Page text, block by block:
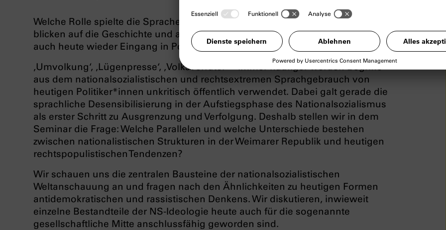
Welche Rolle spielte die Sprache beim Aufstieg der Nationalsozialisten? Wir
blicken auf die Geschichte und auf von der NS-Diktatur geprägte Begriffe, die
auch heute wieder Eingang in Politik und Alltag gefunden haben.
‚Umvolkung‘, ‚Lügenpresse‘, ‚Volksverräter‘ – immer häufiger werden Begriffe
aus dem nationalsozialistischen und rechtsextremen Sprachgebrauch von
heutigen Politiker*innen unkritisch öffentlich verwendet. Dabei galt gerade die
sprachliche Desensibilisierung in der Aufstiegsphase des Nationalsozialismus
als erster Schritt zu Ausgrenzung und Verfolgung. Deshalb stellen wir in dem
Seminar die Frage: Welche Parallelen und welche Unterschiede bestehen
zwischen nationalistischen Strukturen in der Weimarer Republik und heutigen
rechtspopulistischen Tendenzen?
Wir schauen uns die zentralen Bausteine der nationalsozialistischen
Weltanschauung an und fragen nach den Ähnlichkeiten zu heutigen Formen
antidemokratischen und rassistischen Denkens. Wir diskutieren, inwieweit
einzelne Bestandteile der NS-Ideologie heute auch für die sogenannte
gesellschaftliche Mitte anschlussfähig geworden sind.